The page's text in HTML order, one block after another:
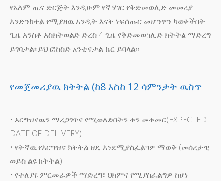
የአለም ጤና ድርጅት እንዲሁም የኛ ሃገር የቅድመወሊድ መመሪያ
እንድንከተል የሚያዘዉ አንዲት እናት ነፍሰጡር መሆንዋን ካወቀችበት
ጊዜ አንስቶ እስክትወልድ ድረስ 4 ጊዜ የቅድመወከሊድ ክትትል ማድረግ
ይገባታል፡፡ይህ ፎከስድ አንቲናታል ኬር ይባላል፡፡
የመጀመሪያዉ ክትትል (ከ8 እስከ 12 ሳምንታት ዉስጥ
• እርግዝናዉን ማረጋገጥና የሚወለድበትን ቀን መቀመር(EXPECTED
DATE OF DELIVERY)
• የትኛዉ የእርግዝና ክትትል ዘዴ እንደሚያስፈልግዎ ማወቅ (መሰረታዊ
ወይስ ልዩ ክትትል)
• የተለያዩ ምርመራዎች ማድረግ፣ ህክምና የሚያስፈልግዎ ከሆነ